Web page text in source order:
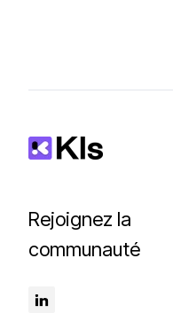
Rejoignez la
communauté